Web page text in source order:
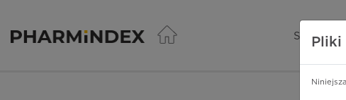
Pharmindex - lider
Pliki